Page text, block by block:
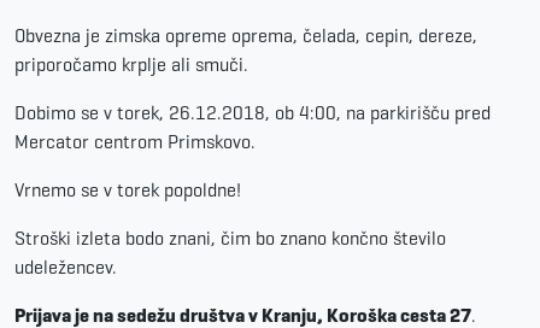
Obvezna je zimska opreme oprema, čelada, cepin, dereze,
priporočamo krplje ali smuči.
Dobimo se v torek, 26.12.2018, ob 4:00, na parkirišču pred
Mercator centrom Primskovo.
Vrnemo se v torek popoldne!
Stroški izleta bodo znani, čim bo znano končno število
udeležencev.
Prijava je na sedežu društva v Kranju, Koroška cesta 27.